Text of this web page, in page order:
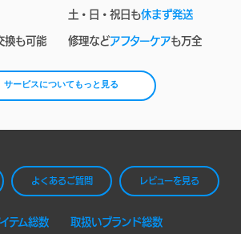
土・日・祝日も休まず発送
換も可能 修理などアフターケアも万全
サービスについてもっと見る
よくあるご質問 レビューを見る
テム総数 取扱いブランド総数